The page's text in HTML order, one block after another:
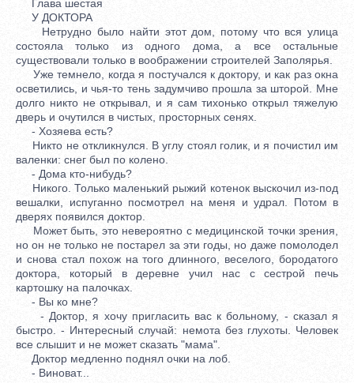
Глава шестая
У ДОКТОРА
Нетрудно было найти этот дом, потому что вся улица
состояла только из одного дома, а все остальные
существовали только в воображении строителей Заполярья.
Уже темнело, когда я постучался к доктору, и как раз окна
осветились, и чья-то тень задумчиво прошла за шторой. Мне
долго никто не открывал, и я сам тихонько открыл тяжелую
дверь и очутился в чистых, просторных сенях.
- Хозяева есть?
Никто не откликнулся. В углу стоял голик, и я почистил им
валенки: снег был по колено.
- Дома кто-нибудь?
Никого. Только маленький рыжий котенок выскочил из-под
вешалки, испуганно посмотрел на меня и удрал. Потом в
дверях появился доктор.
Может быть, это невероятно с медицинской точки зрения,
но он не только не постарел за эти годы, но даже помолодел
и снова стал похож на того длинного, веселого, бородатого
доктора, который в деревне учил нас с сестрой печь
картошку на палочках.
- Вы ко мне?
- Доктор, я хочу пригласить вас к больному, - сказал я
быстро. - Интересный случай: немота без глухоты. Человек
все слышит и не может сказать "мама".
Доктор медленно поднял очки на лоб.
- Виноват...